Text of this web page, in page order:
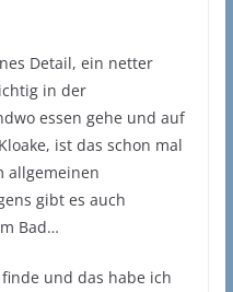
Detail, ein netter
in der
essen gehe und auf
ist das schon mal
allgemeinen
gibt es auch
Bad…
und das habe ich